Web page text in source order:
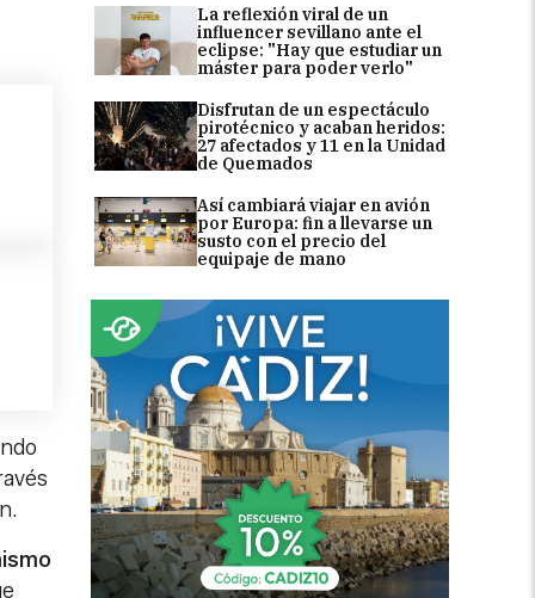
La reflexión viral de un
influencer sevillano ante el
eclipse: "Hay que estudiar un
máster para poder verlo"
Disfrutan de un espectáculo
pirotécnico y acaban heridos:
27 afectados y 11 en la Unidad
de Quemados
Así cambiará viajar en avión
por Europa: fin a llevarse un
susto con el precio del
equipaje de mano